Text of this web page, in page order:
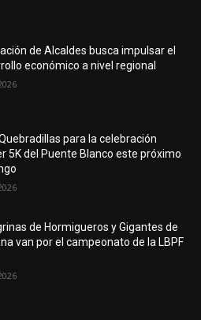
de Alcaldes busca impulsar el
económico a nivel regional
para la celebración
5K del Puente Blanco este próximo
de Hormigueros y Gigantes de
van por el campeonato de la LBPF